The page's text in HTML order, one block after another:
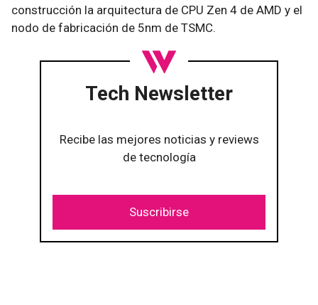
construcción la arquitectura de CPU Zen 4 de AMD y el
nodo de fabricación de 5nm de TSMC.
Tech Newsletter
Recibe las mejores noticias y reviews
de tecnología
Suscribirse